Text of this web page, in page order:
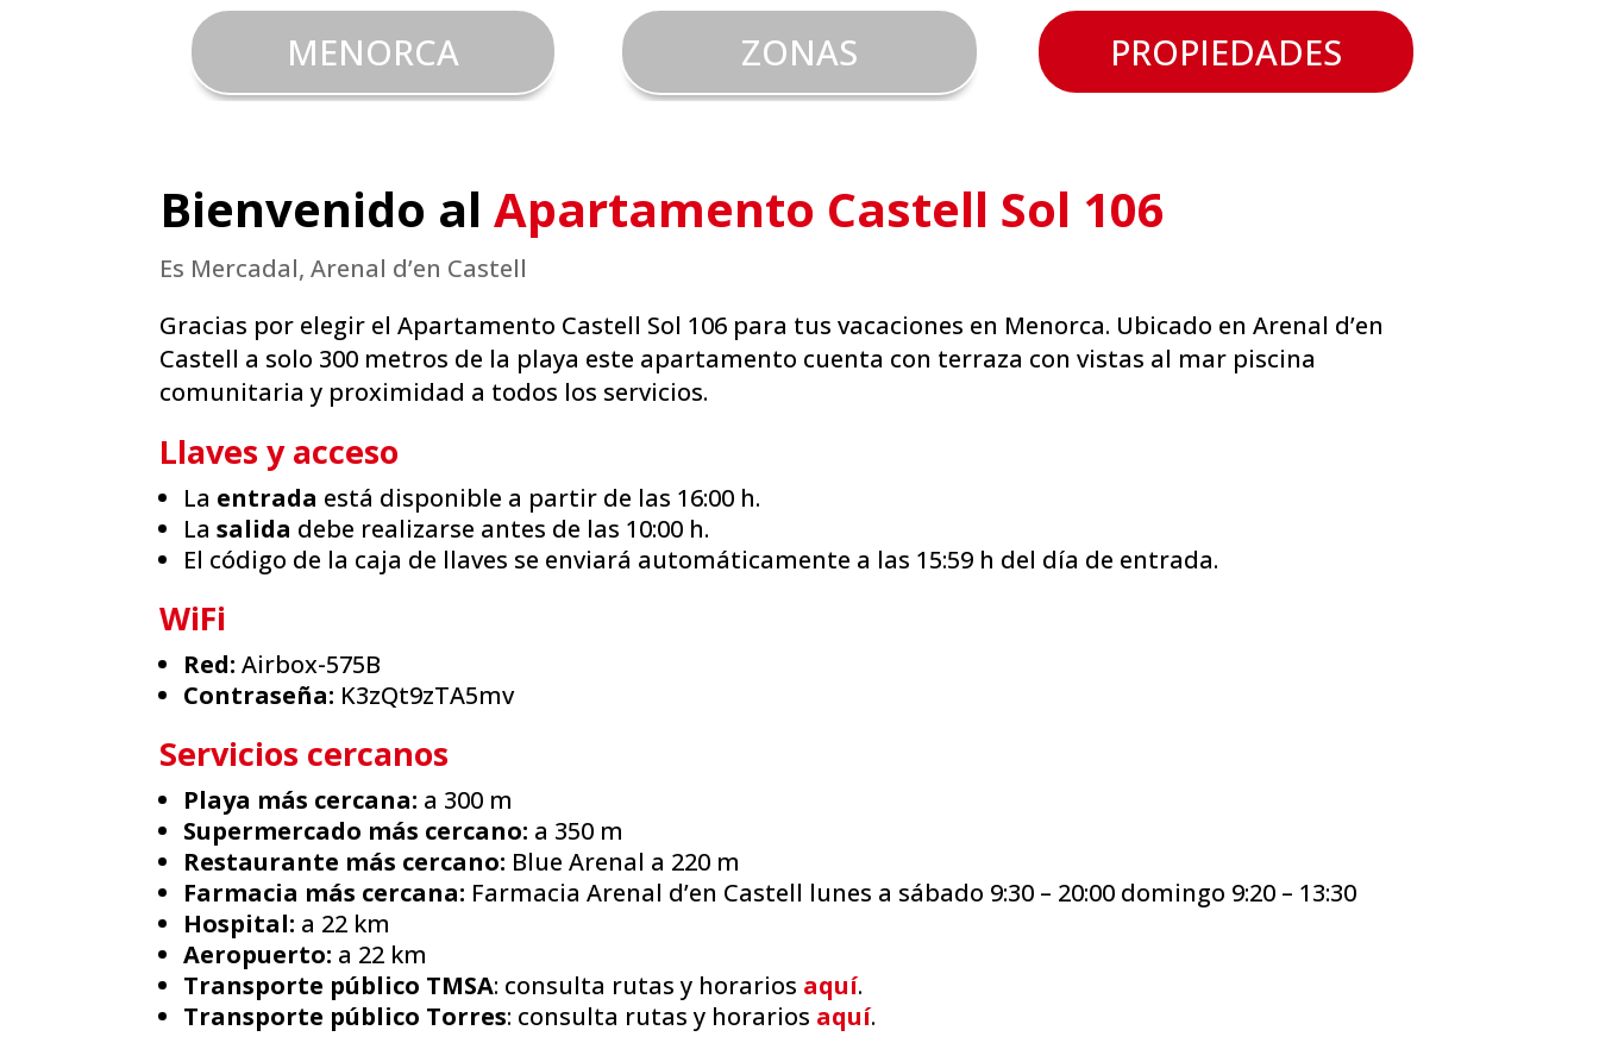
MENORCA ZONAS PROPIEDADES
Bienvenido alApartamento Castell Sol 106
Es Mercadal, Arenal d’en Castell
Gracias por elegir el Apartamento Castell Sol 106 para tus vacaciones en Menorca. Ubicado en Arenal d’en
Castell a solo 300 metros de la playa este apartamento cuenta con terraza con vistas al mar piscina
comunitaria y proximidad a todos los servicios.
Llaves y acceso
La entrada está disponible a partir de las 16:00 h.
Lasalida debe realizarse antes de las 10:00 h.
El código de la caja de llaves se enviará automáticamente a las 15:59 h del día de entrada.
WiFi
Red: Airbox-575B
Contraseña: K3zQt9zTA5mv
Servicios cercanos
Playa más cercana: a 300 m
Supermercado más cercano: a 350 m
Restaurante más cercano: Blue Arenal a 220 m
Farmacia más cercana: Farmacia Arenal d’en Castell lunes a sábado 9:30 – 20:00 domingo 9:20 – 13:30
Hospital: a 22 km
Aeropuerto: a 22 km
Transporte público TMSA: consulta rutas y horarios aquí.
Transporte público Torres: consulta rutas y horarios aquí.